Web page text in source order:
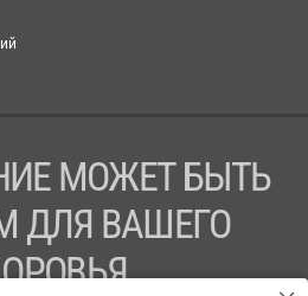
МОЖЕТ БЫТЬ
ДЛЯ ВАШЕГО